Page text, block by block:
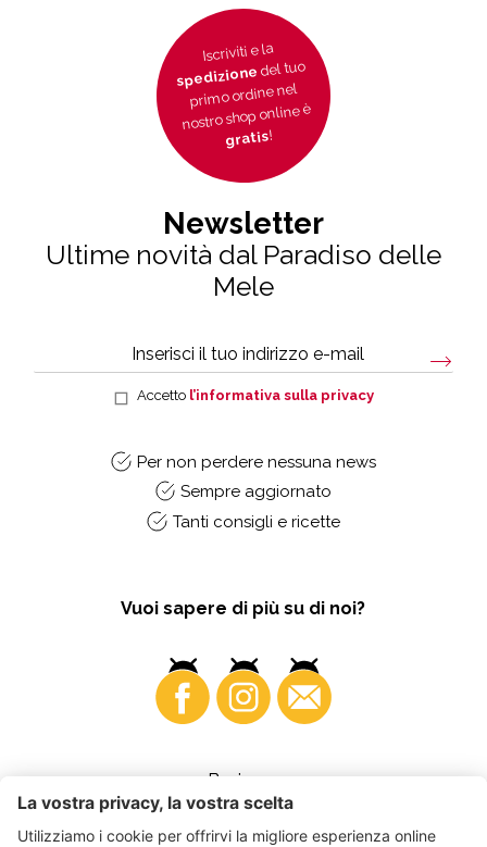
Iscriviti e la
spedizionedel tuo
primo ordine nel
nostro shop online è
gratis!
Newsletter
Ultime novità dal Paradiso delle
Mele
Accetto l’informativa sulla privacy
Per non perdere nessuna news
Sempre aggiornato
Tanti consigli e ricette
Vuoi sapere di più su di noi?
Business